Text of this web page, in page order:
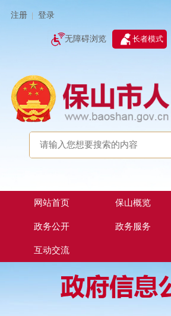
注册 登录
无障碍浏览 长者模式
网站首页 保山概览
政务公开 政务服务
互动交流